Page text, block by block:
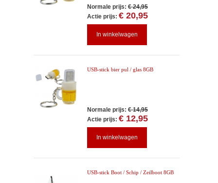
Normale prijs: € 24,95
Actie prijs: € 20,95
In winkelwagen
USB-stick bier pul / glas 8GB
Normale prijs: € 14,95
Actie prijs: € 12,95
In winkelwagen
USB-stick Boot / Schip / Zeilboot 8GB